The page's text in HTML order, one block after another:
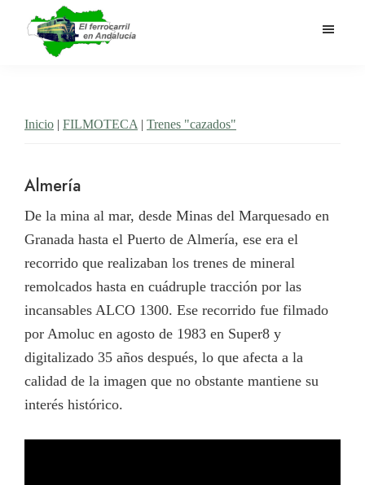
contenido
Andalucía
ferrocarril
Inicio | FILMOTECA | Trenes "cazados"
Almería
De la mina al mar, desde Minas del Marquesado en
Granada hasta el Puerto de Almería, ese era el
recorrido que realizaban los trenes de mineral
remolcados hasta en cuádruple tracción por las
incansables ALCO 1300. Ese recorrido fue filmado
por Amoluc en agosto de 1983 en Super8 y
digitalizado 35 años después, lo que afecta a la
calidad de la imagen que no obstante mantiene su
interés histórico.